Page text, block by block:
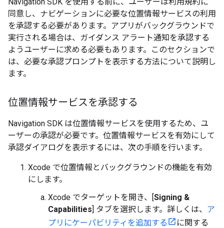
同意し、ナビゲーションに必要な位置情報サービスの利用
を承認する必要があります。アプリがバックグラウンドで
実行される場合は、ガイダンス アラート通知を承認する
ようユーザーに求める必要もあります。このセクションで
は、必要な承認プロンプトを表示する方法について説明し
ます。
位置情報サービスを承認する
Navigation SDK は位置情報サービスを使用するため、ユ
ーザーの承認が必要です。位置情報サービスを有効にして
承認ダイアログを表示するには、次の手順を行います。
Xcode で位置情報とバックグラウンドの機能を有効
にします。
Xcode でターゲットを開き、[Signing &
Capabilities] タブを選択します。詳しくは、 ア
プリにケーパビリティを追加する
に関する